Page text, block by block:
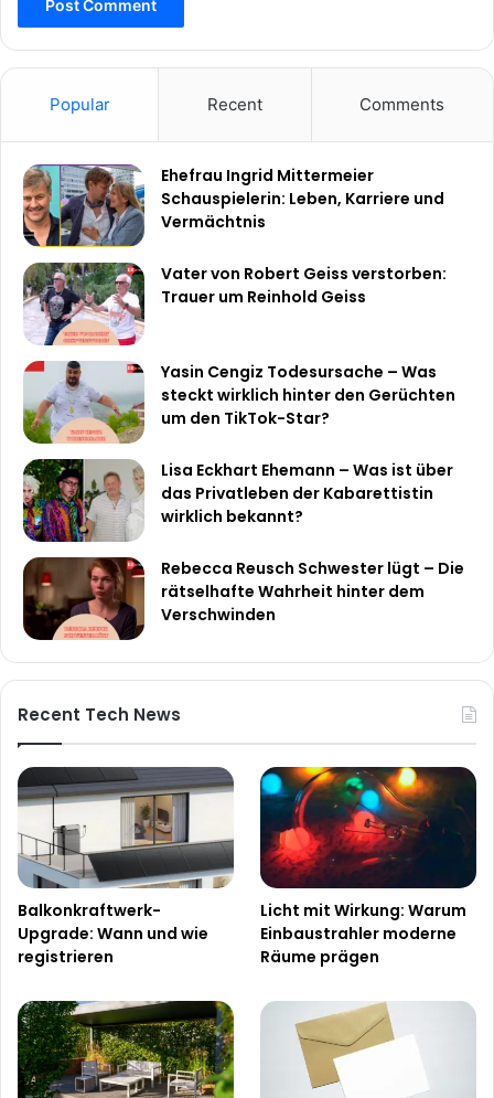
Popular Recent Comments
Ehefrau Ingrid Mittermeier
Schauspielerin: Leben, Karriere und
Vermächtnis
Vater von Robert Geiss verstorben:
Trauer um Reinhold Geiss
Yasin Cengiz Todesursache – Was
steckt wirklich hinter den Gerüchten
um den TikTok-Star?
Lisa Eckhart Ehemann – Was ist über
das Privatleben der Kabarettistin
wirklich bekannt?
Rebecca Reusch Schwester lügt – Die
rätselhafte Wahrheit hinter dem
Verschwinden
Recent Tech News
Balkonkraftwerk-
Upgrade: Wann und wie
registrieren
Licht mit Wirkung: Warum
Einbaustrahler moderne
Räume prägen